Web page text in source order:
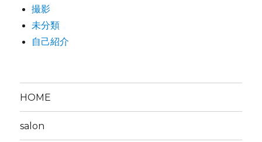
撮影
未分類
自己紹介
HOME
salon